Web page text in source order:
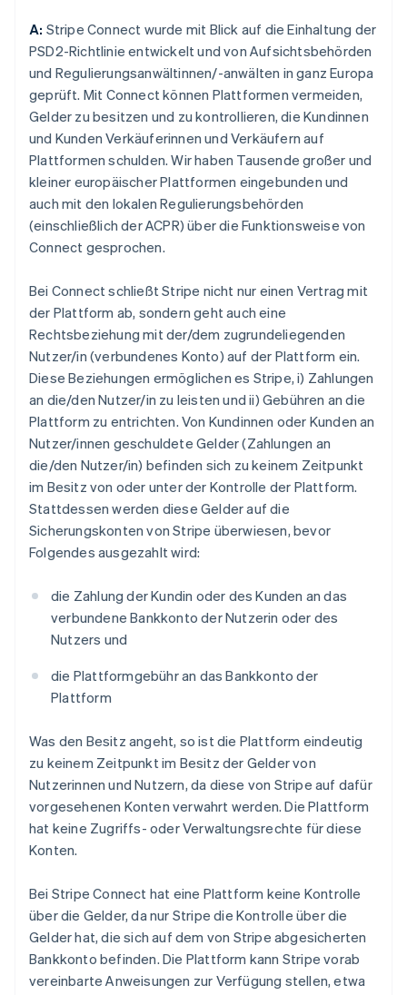
A: Stripe Connect wurde mit Blick auf die Einhaltung der
PSD2-Richtlinie entwickelt und von Aufsichtsbehörden
und Regulierungsanwältinnen/-anwälten in ganz Europa
geprüft. Mit Connect können Plattformen vermeiden,
Gelder zu besitzen und zu kontrollieren, die Kundinnen
und Kunden Verkäuferinnen und Verkäufern auf
Plattformen schulden. Wir haben Tausende großer und
kleiner europäischer Plattformen eingebunden und
auch mit den lokalen Regulierungsbehörden
(einschließlich der ACPR) über die Funktionsweise von
Connect gesprochen.
Bei Connect schließt Stripe nicht nur einen Vertrag mit
der Plattform ab, sondern geht auch eine
Rechtsbeziehung mit der/dem zugrundeliegenden
Nutzer/in (verbundenes Konto) auf der Plattform ein.
Diese Beziehungen ermöglichen es Stripe, i) Zahlungen
an die/den Nutzer/in zu leisten und ii) Gebühren an die
Plattform zu entrichten. Von Kundinnen oder Kunden an
Nutzer/innen geschuldete Gelder (Zahlungen an
die/den Nutzer/in) befinden sich zu keinem Zeitpunkt
im Besitz von oder unter der Kontrolle der Plattform.
Stattdessen werden diese Gelder auf die
Sicherungskonten von Stripe überwiesen, bevor
Folgendes ausgezahlt wird:
die Zahlung der Kundin oder des Kunden an das
verbundene Bankkonto der Nutzerin oder des
Nutzers und
die Plattformgebühr an das Bankkonto der
Plattform
Was den Besitz angeht, so ist die Plattform eindeutig
zu keinem Zeitpunkt im Besitz der Gelder von
Nutzerinnen und Nutzern, da diese von Stripe auf dafür
vorgesehenen Konten verwahrt werden. Die Plattform
hat keine Zugriffs- oder Verwaltungsrechte für diese
Konten.
Bei Stripe Connect hat eine Plattform keine Kontrolle
über die Gelder, da nur Stripe die Kontrolle über die
Gelder hat, die sich auf dem von Stripe abgesicherten
Bankkonto befinden. Die Plattform kann Stripe vorab
vereinbarte Anweisungen zur Verfügung stellen, etwa